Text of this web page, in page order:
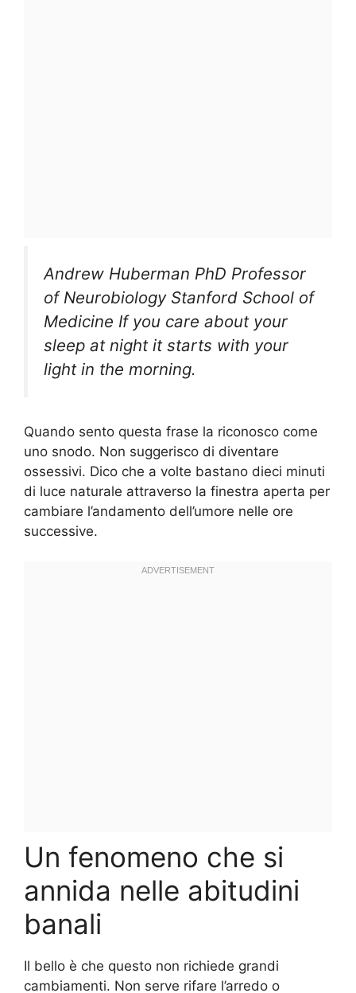
Andrew Huberman PhD Professor
of Neurobiology Stanford School of
Medicine If you care about your
sleep at night it starts with your
light in the morning.
Quando sento questa frase la riconosco come
uno snodo. Non suggerisco di diventare
ossessivi. Dico che a volte bastano dieci minuti
di luce naturale attraverso la finestra aperta per
cambiare l’andamento dell’umore nelle ore
successive.
Un fenomeno che si
annida nelle abitudini
banali
Il bello è che questo non richiede grandi
cambiamenti. Non serve rifare l’arredo o